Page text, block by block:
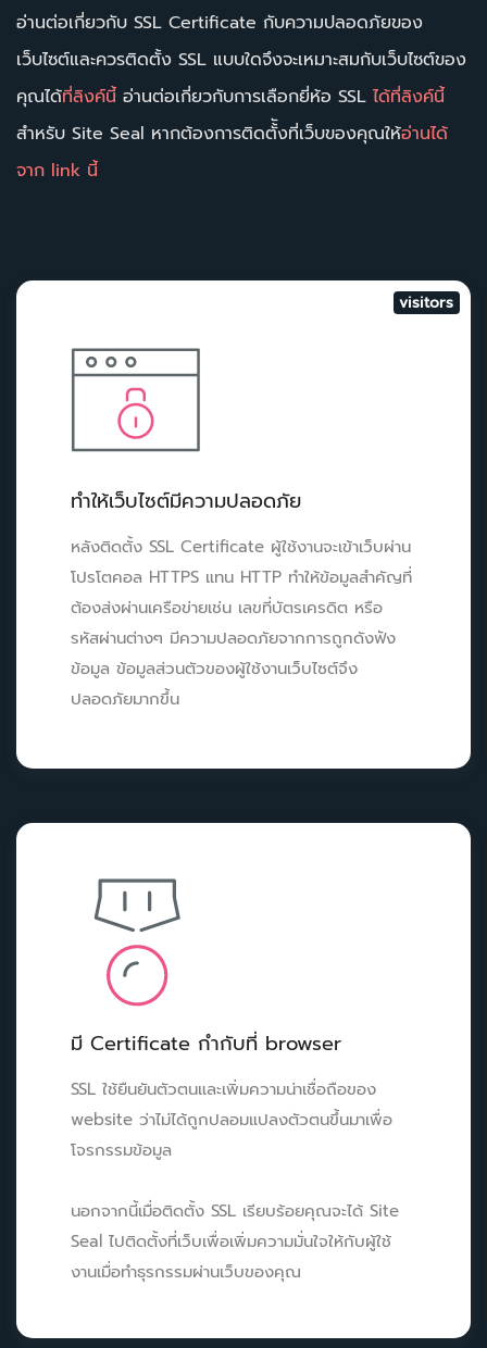
อ่านต่อเกี่ยวกับ SSL Certificate กับความปลอดภัยของ
เว็บไซต์และควรติดตั้ง SSL แบบใดจึงจะเหมาะสมกับเว็บไซต์ของ
คุณได้ที่ลิงค์นี้ อ่านต่อเกี่ยวกับการเลือกยี่ห้อ SSL ได้ที่ลิงค์นี้
สำหรับ Site Seal หากต้องการติดตั้ังที่เว็บของคุณให้อ่านได้
จาก link นี้
visitors
ทำให้เว็บไซต์มีความปลอดภัย
หลังติดตั้ง SSL Certificate ผู้ใช้งานจะเข้าเว็บผ่าน
โปรโตคอล HTTPS แทน HTTP ทำให้ข้อมูลสำคัญที่
ต้องส่งผ่านเครือข่ายเช่น เลขที่บัตรเครดิต หรือ
รหัสผ่านต่างๆ มีความปลอดภัยจากการถูกดังฟัง
ข้อมูล ข้อมูลส่วนตัวของผู้ใช้งานเว็บไซต์จึง
ปลอดภัยมากขึ้น
มี Certificate กำกับที่ browser
SSL ใช้ยืนยันตัวตนและเพิ่มความน่าเชื่อถือของ
website ว่าไม่ได้ถูกปลอมแปลงตัวตนขึ้นมาเพื่อ
โจรกรรมข้อมูล
นอกจากนี้เมื่อติดตั้ง SSL เรียบร้อยคุณจะได้ Site
Seal ไปติดตั้งที่เว็บเพื่อเพิ่มความมั่นใจให้กับผู้ใช้
งานเมื่อทำธุรกรรมผ่านเว็บของคุณ